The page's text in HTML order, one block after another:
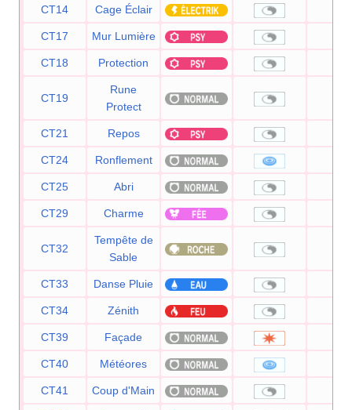
CT14 Cage Éclair
CT17 Mur Lumière
CT18 Protection
CT19
Rune
Protect
CT21 Repos
CT24 Ronflement
CT25 Abri
CT29 Charme
CT32
Tempête de
Sable
CT33 Danse Pluie
CT34 Zénith
CT39 Façade
CT40 Météores
CT41 Coup d'Main